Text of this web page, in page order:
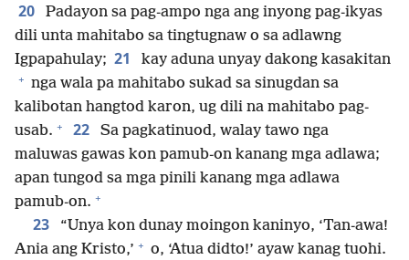
20
Padayon sa pag-ampo nga ang inyong pag-ikyas
dili unta mahitabo sa tingtugnaw o sa adlawng
Igpapahulay; 21 kay aduna unyay dakong kasakitan
+ nga wala pa mahitabo sukad sa sinugdan sa
kalibotan hangtod karon, ug dili na mahitabo pag-
usab. + 22
Sa pagkatinuod, walay tawo nga
maluwas gawas kon pamub-on kanang mga adlawa;
apan tungod sa mga pinili kanang mga adlawa
pamub-on. +
23
“Unya kon dunay moingon kaninyo, ‘Tan-awa!
Ania ang Kristo,’ + o, ‘Atua didto!’ ayaw kanag tuohi.